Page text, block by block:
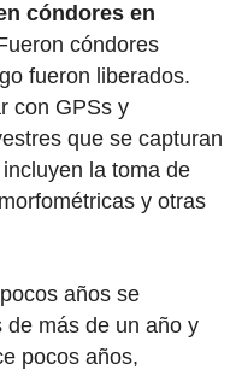
cóndores en
cóndores
fueron liberados.
con GPSs y
que se capturan
la toma de
y otras
años se
de más de un año y
pocos años,